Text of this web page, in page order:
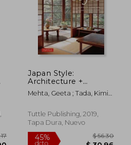
Japan Style:
Architecture +
Interiors + Design (en
Inglés)
Mehta, Geeta ; Tada, Kimie
Tuttle Publishing, 2019,
Tapa Dura, Nuevo